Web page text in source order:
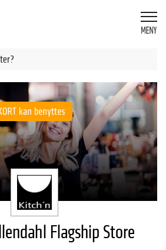
Flagship Store